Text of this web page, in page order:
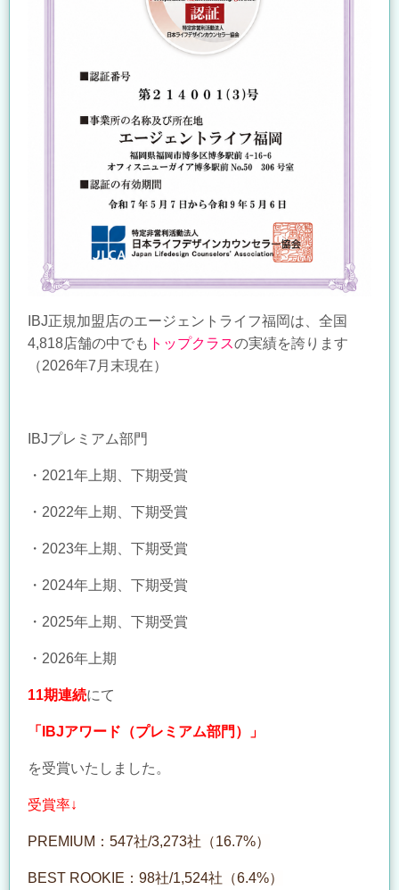
IBJ正規加盟店のエージェントライフ福岡は、全国
4,818店舗の中でも トップクラスの実績を誇ります
（2026年7月末現在）
IBJプレミアム部門
・2021年上期、下期受賞
・2022年上期、下期受賞
・2023年上期、下期受賞
・2024年上期、下期受賞
・2025年上期、下期受賞
・2026年上期
11期連続にて
「IBJアワード（プレミアム部門） 」
を受賞いたしました。
受賞率↓
PREMIUM： 547社/3,273社（16.7%）
BEST ROOKIE： 98社/1,524社（6.4%）